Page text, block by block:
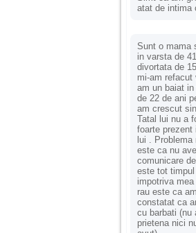
atat de intima
Sunt o mama
in varsta de
divortata de
mi-am refacut
am un baiat
de 22 de ani
am crescut
Tatal lui nu a
foarte prezent
lui . Problema
este ca nu
comunicare
este tot timpul
impotriva
rau este ca am
constatat ca
cu barbati (nu
prietena nici